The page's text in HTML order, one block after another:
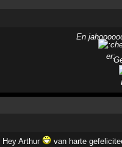
En
Hey Arthur van harte